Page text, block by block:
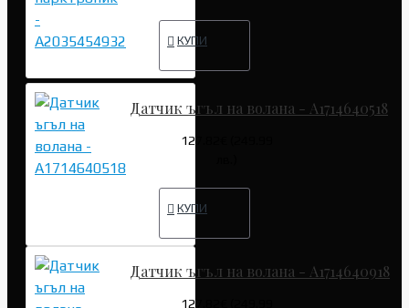
КУПИ
Датчик ъгъл на волана - A1714640518
127.82€ (249.99
КУПИ
Датчик ъгъл на волана - A1714640918
127.82€ (249.99